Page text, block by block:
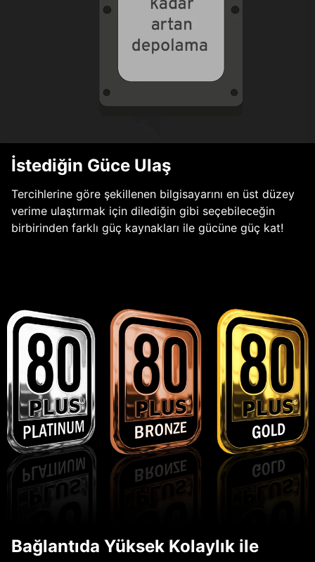
İstediğin Güce Ulaş
Tercihlerine göre şekillenen bilgisayarını en üst düzey
verime ulaştırmak için dilediğin gibi seçebileceğin
birbirinden farklı güç kaynakları ile gücüne güç kat!
Bağlantıda Yüksek Kolaylık ile